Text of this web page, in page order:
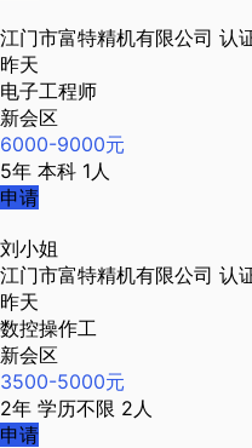
江门市富特精机有限公司 认
昨天
电子工程师
新会区
6000-9000元
5年 本科 1人
申请
刘小姐
江门市富特精机有限公司 认
昨天
数控操作工
新会区
3500-5000元
2年 学历不限 2人
申请